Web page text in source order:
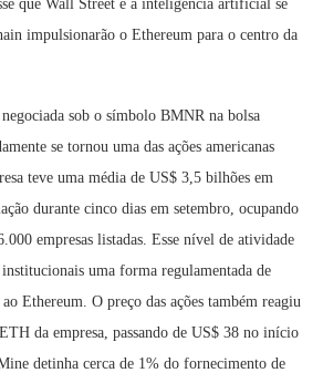
que Wall Street e a inteligência artificial se
impulsionarão o Ethereum para o centro da
sob o símbolo BMNR na bolsa
se tornou uma das ações americanas
teve uma média de US$ 3,5 bilhões em
durante cinco dias em setembro, ocupando
empresas listadas. Esse nível de atividade
uma forma regulamentada de
Ethereum. O preço das ações também reagiu
da empresa, passando de US$ 38 no início
detinha cerca de 1% do fornecimento de